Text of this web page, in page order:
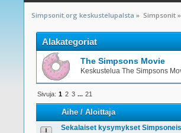
Simpsonit.org keskustelupalsta » Simpsonit»
Alakategoriat
The Simpsons Movie
Keskustelua The Simpsons
Sivuja: 1 2 3 ... 21
Aihe/Aloittaja
Sekalaiset kysymykset